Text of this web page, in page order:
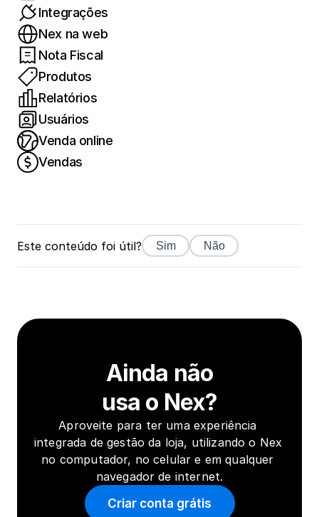
Integrações
Nex na web
Nota Fiscal
Produtos
Relatórios
Usuários
Venda online
Vendas
Este conteúdo foi útil? Sim Não
Ainda não
usa o Nex?
Aproveite para ter uma experiência
integrada de gestão da loja, utilizando o Nex
no computador, no celular e em qualquer
navegador de internet.
Criar conta grátis